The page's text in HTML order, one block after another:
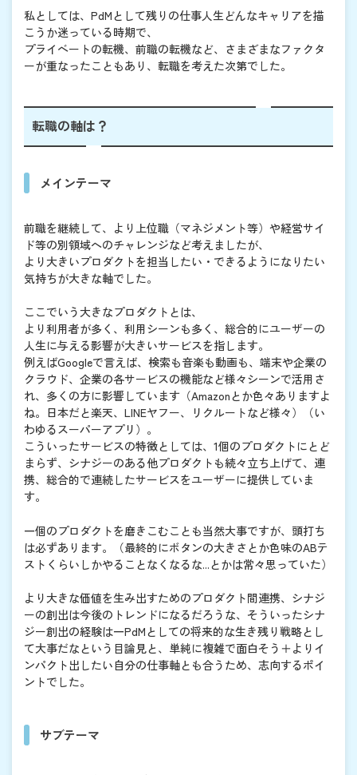
私としては、PdMとして残りの仕事人生どんなキャリアを描
こうか迷っている時期で、
プライベートの転機、前職の転機など、さまざまなファクタ
ーが重なったこともあり、転職を考えた次第でした。
転職の軸は？
メインテーマ
前職を継続して、より上位職（マネジメント等）や経営サイ
ド等の別領域へのチャレンジなど考えましたが、
より大きいプロダクトを担当したい・できるようになりたい
気持ちが大きな軸でした。
ここでいう大きなプロダクトとは、
より利用者が多く、利用シーンも多く、総合的にユーザーの
人生に与える影響が大きいサービスを指します。
例えばGoogleで言えば、検索も音楽も動画も、端末や企業の
クラウド、企業の各サービスの機能など様々シーンで活用さ
れ、多くの方に影響しています（Amazonとか色々ありますよ
ね。日本だと楽天、LINEヤフー、リクルートなど様々）（い
わゆるスーパーアプリ）。
こういったサービスの特徴としては、1個のプロダクトにとど
まらず、シナジーのある他プロダクトも続々立ち上げて、連
携、総合的で連続したサービスをユーザーに提供していま
す。
一個のプロダクトを磨きこむことも当然大事ですが、頭打ち
は必ずあります。（最終的にボタンの大きさとか色味のABテ
ストくらいしかやることなくなるな...とかは常々思っていた）
より大きな価値を生み出すためのプロダクト間連携、シナジ
ーの創出は今後のトレンドになるだろうな、そういったシナ
ジー創出の経験は一PdMとしての将来的な生き残り戦略とし
て大事だなという目論見と、単純に複雑で面白そう＋よりイ
ンパクト出したい自分の仕事軸とも合うため、志向するポイ
ントでした。
サブテーマ